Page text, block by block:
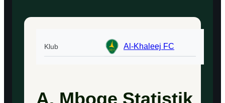
Klub Al-Khaleej FC
A. Mboge Statistik